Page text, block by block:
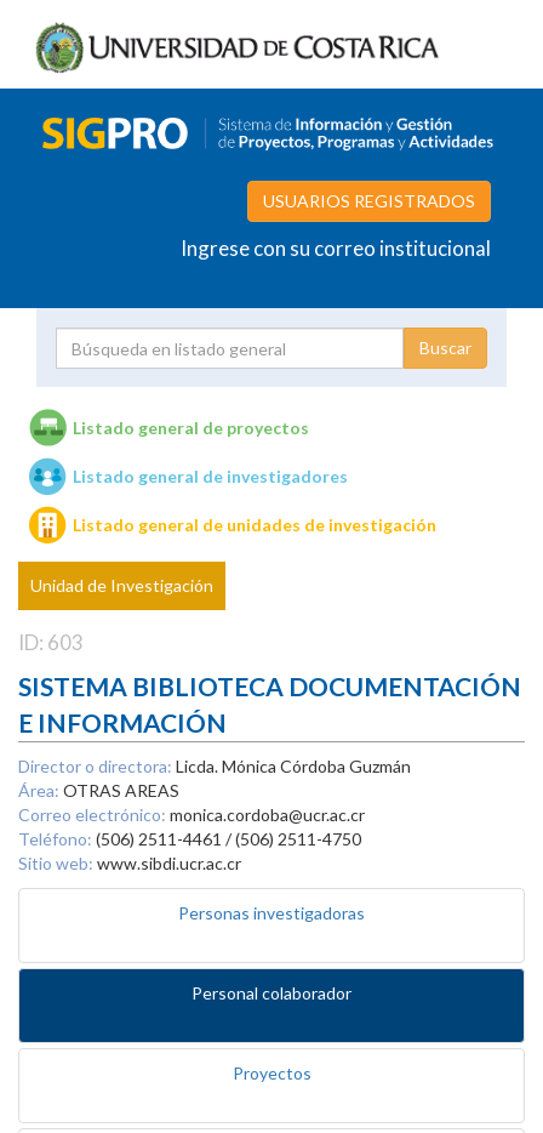
USUARIOS REGISTRADOS
Ingrese con su correo institucional
Unidades de investigación
Listado general de proyectos
Listado general de investigadores
Listado general de unidades de investigación
Unidad de Investigación
ID: 603
SISTEMA BIBLIOTECA DOCUMENTACIÓN
E INFORMACIÓN
Director o directora: Licda. Mónica Córdoba Guzmán
Área: OTRAS AREAS
Correo electrónico: monica.cordoba@ucr.ac.cr
Teléfono: (506) 2511-4461 / (506) 2511-4750
Sitio web: www.sibdi.ucr.ac.cr
Personas investigadoras
Personal colaborador
Proyectos